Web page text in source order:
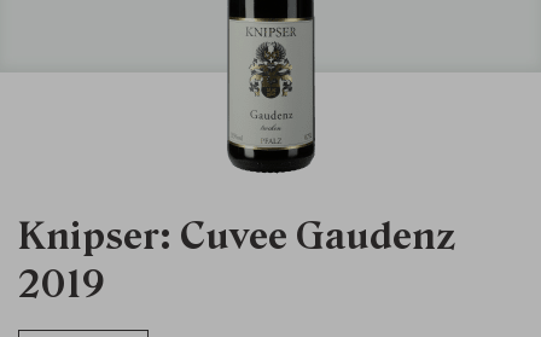
Knipser: Cuvee Gaudenz
2019